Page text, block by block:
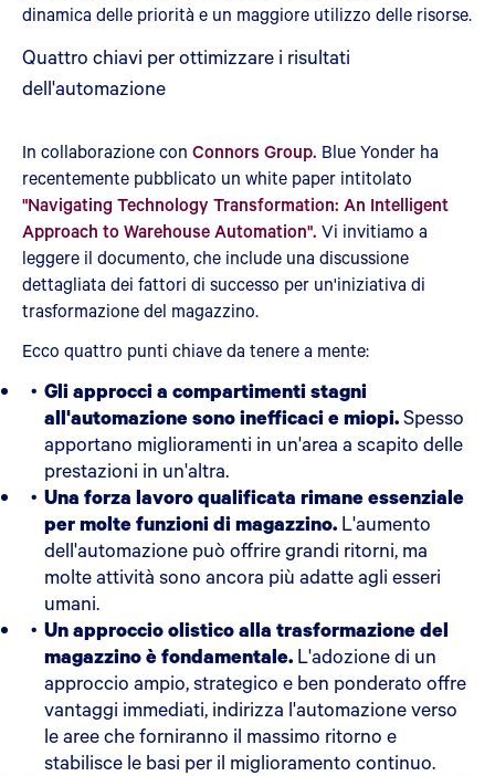
dinamica delle priorità e un maggiore utilizzo delle risorse.
Quattro chiavi per ottimizzare i risultati
dell'automazione
In collaborazione con Connors Group. Blue Yonder ha
recentemente pubblicato un white paper intitolato
"Navigating Technology Transformation: An Intelligent
Approach to Warehouse Automation". Vi invitiamo a
leggere il documento, che include una discussione
dettagliata dei fattori di successo per un'iniziativa di
trasformazione del magazzino.
Ecco quattro punti chiave da tenere a mente:
Gli approcci a compartimenti stagni
all'automazione sono inefficaci e miopi.Spesso
apportano miglioramenti in un'area a scapito delle
prestazioni in un'altra.
Una forza lavoro qualificata rimane essenziale
per molte funzioni di magazzino. L'aumento
dell'automazione può offrire grandi ritorni, ma
molte attività sono ancora più adatte agli esseri
umani.
Un approccio olistico alla trasformazione del
magazzino è fondamentale. L'adozione di un
approccio ampio, strategico e ben ponderato offre
vantaggi immediati, indirizza l'automazione verso
le aree che forniranno il massimo ritorno e
stabilisce le basi per il miglioramento continuo.